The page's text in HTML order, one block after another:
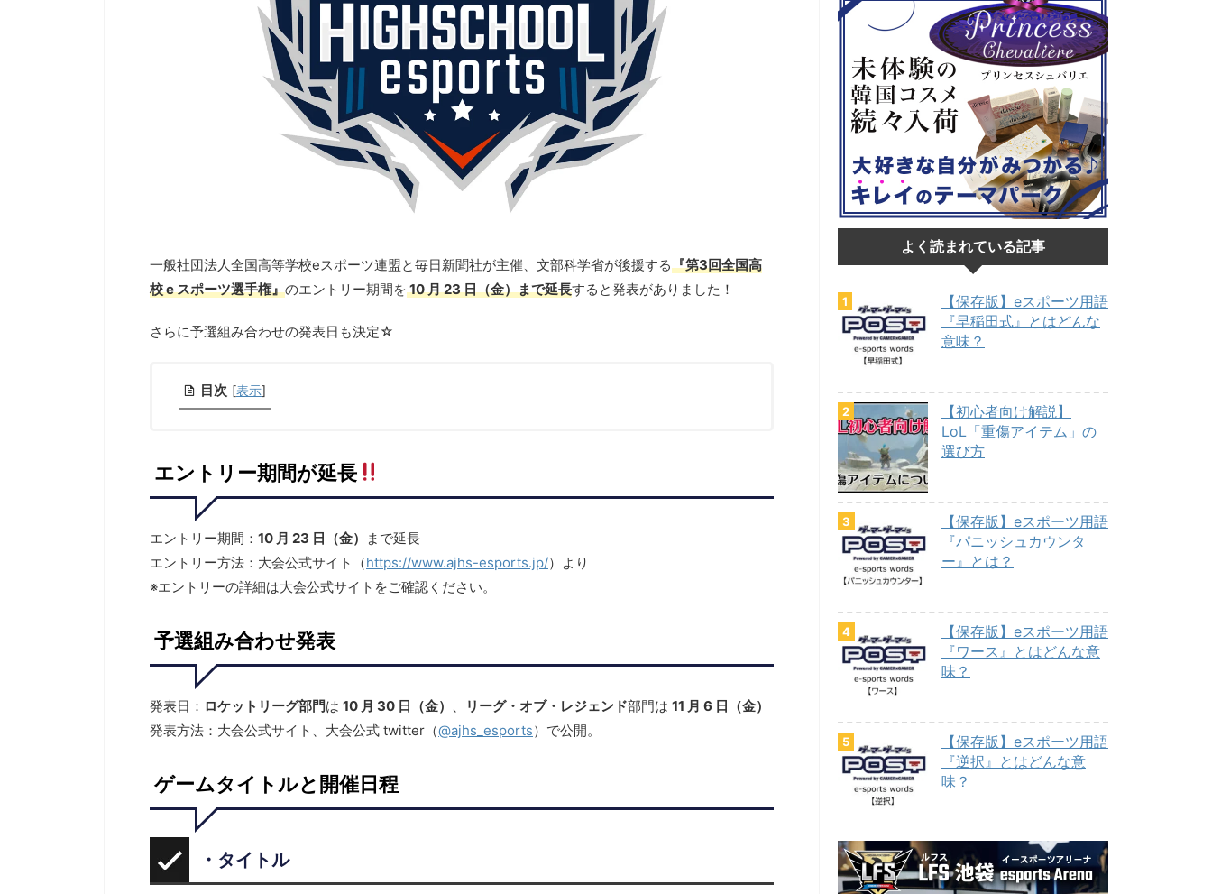
一般社団法人全国高等学校eスポーツ連盟と毎日新聞社が主催、文部科学省が後援する『第3回全国高
校 e スポーツ選手権』のエントリー期間を10 月 23 日（金）まで延長すると発表がありました！
さらに予選組み合わせの発表日も決定☆
目次 [表示]
エントリー期間が延長
エントリー期間： 10 月 23 日（金）
まで延長
エントリー方法：大会公式サイト（https://www.ajhs-esports.jp/）より
※エントリーの詳細は大会公式サイトをご確認ください。
予選組み合わせ発表
発表日： ロケットリーグ部門は 10 月 30 日（金） リーグ・オブ・レジェンド部門は 11 月 6 日（金）
発表方法：大会公式サイト、大会公式 twitter（@ajhs_esports）で公開。
ゲームタイトルと開催日程
・タイトル
よく読まれている記事
【保存版】eスポーツ用語
『早稲田式』とはどんな
意味？
【初心者向け解説】
LoL「重傷アイテム」の
選び方
【保存版】eスポーツ用語
『パニッシュカウンタ
ー』とは？
【保存版】eスポーツ用語
『ワース』とはどんな意
味？
【保存版】eスポーツ用語
『逆択』とはどんな意
味？